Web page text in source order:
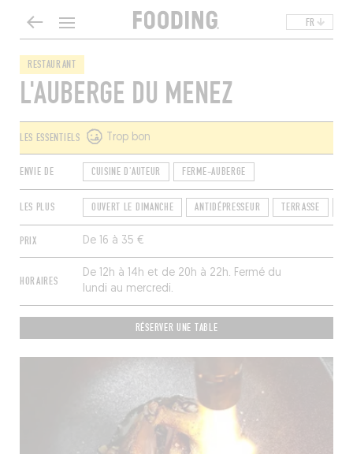
FR
RESTAURANT
L'AUBERGE DU MENEZ
LES ESSENTIELS Trop bon
ENVIE DE CUISINE D'AUTEUR FERME-AUBERGE
LES PLUS OUVERT LE DIMANCHE ANTIDÉPRESSEUR TERRASSE
PRIX De 16 à 35 €
HORAIRES
De 12h à 14h et de 20h à 22h. Fermé du
lundi au mercredi.
RÉSERVER UNE TABLE